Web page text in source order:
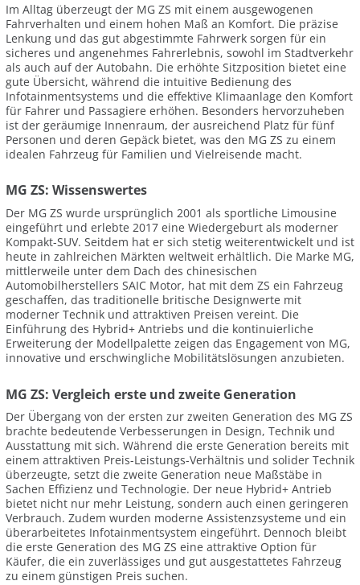
Im Alltag überzeugt der MG ZS mit einem ausgewogenen
Fahrverhalten und einem hohen Maß an Komfort. Die präzise
Lenkung und das gut abgestimmte Fahrwerk sorgen für ein
sicheres und angenehmes Fahrerlebnis, sowohl im Stadtverkehr
als auch auf der Autobahn. Die erhöhte Sitzposition bietet eine
gute Übersicht, während die intuitive Bedienung des
Infotainmentsystems und die effektive Klimaanlage den Komfort
für Fahrer und Passagiere erhöhen. Besonders hervorzuheben
ist der geräumige Innenraum, der ausreichend Platz für fünf
Personen und deren Gepäck bietet, was den MG ZS zu einem
idealen Fahrzeug für Familien und Vielreisende macht.
MG ZS: Wissenswertes
Der MG ZS wurde ursprünglich 2001 als sportliche Limousine
eingeführt und erlebte 2017 eine Wiedergeburt als moderner
Kompakt-SUV. Seitdem hat er sich stetig weiterentwickelt und ist
heute in zahlreichen Märkten weltweit erhältlich. Die Marke MG,
mittlerweile unter dem Dach des chinesischen
Automobilherstellers SAIC Motor, hat mit dem ZS ein Fahrzeug
geschaffen, das traditionelle britische Designwerte mit
moderner Technik und attraktiven Preisen vereint. Die
Einführung des Hybrid+ Antriebs und die kontinuierliche
Erweiterung der Modellpalette zeigen das Engagement von MG,
innovative und erschwingliche Mobilitätslösungen anzubieten.
MG ZS: Vergleich erste und zweite Generation
Der Übergang von der ersten zur zweiten Generation des MG ZS
brachte bedeutende Verbesserungen in Design, Technik und
Ausstattung mit sich. Während die erste Generation bereits mit
einem attraktiven Preis-Leistungs-Verhältnis und solider Technik
überzeugte, setzt die zweite Generation neue Maßstäbe in
Sachen Effizienz und Technologie. Der neue Hybrid+ Antrieb
bietet nicht nur mehr Leistung, sondern auch einen geringeren
Verbrauch. Zudem wurden moderne Assistenzsysteme und ein
überarbeitetes Infotainmentsystem eingeführt. Dennoch bleibt
die erste Generation des MG ZS eine attraktive Option für
Käufer, die ein zuverlässiges und gut ausgestattetes Fahrzeug
zu einem günstigen Preis suchen.